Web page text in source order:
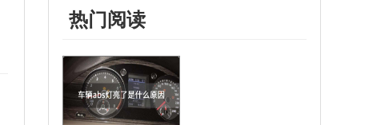
热门阅读